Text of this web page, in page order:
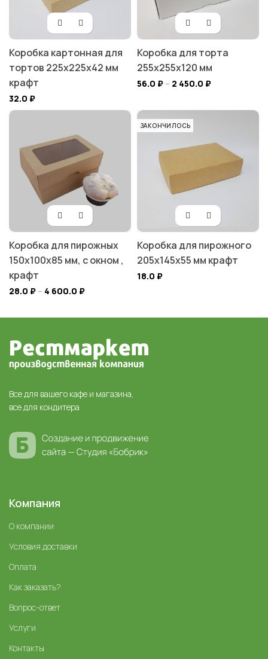
Коробка картонная для
тортов 225х225х42 мм
крафт
32.0 ₽
Коробка для торта
255х255х120 мм
56.0 ₽– 2 450.0 ₽
Коробка для пирожных
150х100х85 мм, с окном ,
крафт
28.0 ₽– 4 600.0 ₽
ЗАКОНЧИЛОСЬ
Коробка для пирожного
205х145х55 мм крафт
18.0 ₽
Все для вашего кафе и магазина,
все для кондитера
Компания
О компании
Условия доставки
Оплата
Как заказать?
Вопрос-ответ
Услуги
Контакты